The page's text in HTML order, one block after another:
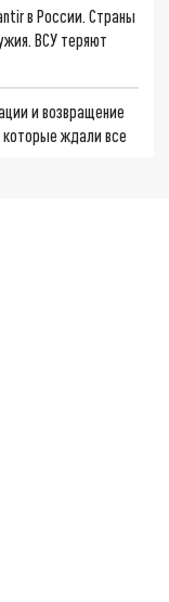
в России. Страны
ВСУ теряют
и возвращение
ждали все